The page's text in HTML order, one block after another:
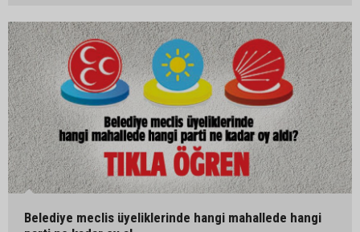
Belediye meclis üyeliklerinde hangi mahallede hangi